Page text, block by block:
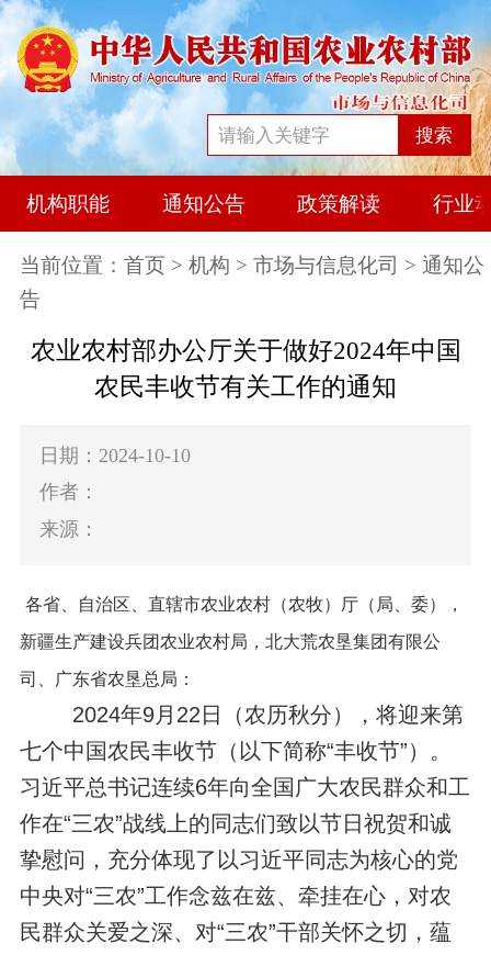
搜索
机构职能 通知公告 政策解读 行业
当前位置： 首页 > 机构 > 市场与信息化司 > 通知公
告
农业农村部办公厅关于做好2024年中国
农民丰收节有关工作的通知
日期：2024-10-10
作者：
来源：
各省、自治区、直辖市农业农村（农牧）厅（局、委），
新疆生产建设兵团农业农村局，北大荒农垦集团有限公
司、广东省农垦总局：
2024年9月 22 日（农历秋分），将迎来第
七个中国农民丰收节（以下简称“丰收节”）。
习近平总书记连续6年向全国广大农民群众和工
作在“三农”战线上的同志们致以节日祝贺和诚
挚慰问，充分体现了以习近平同志为核心的党
中央对“三农”工作念兹在兹、牵挂在心，对农
民群众关爱之深、对“三农”干部关怀之切，蕴